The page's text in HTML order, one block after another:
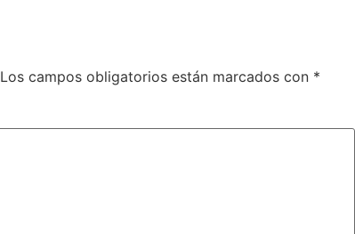
Los campos obligatorios están marcados con *